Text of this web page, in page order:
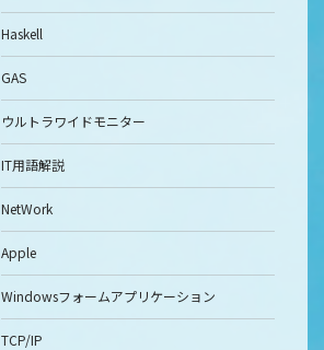
Haskell
GAS
ウルトラワイドモニター
IT用語解説
NetWork
Apple
Windowsフォームアプリケーション
TCP/IP